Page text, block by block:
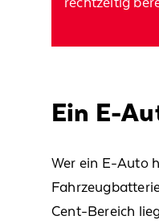
Ein E-
Wer ein E-Auto
Cent-Bereich